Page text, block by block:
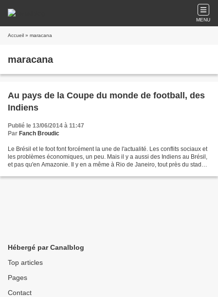
MENU
Accueil » maracana
maracana
Au pays de la Coupe du monde de football, des
Indiens
Publié le 13/06/2014 à 11:47
Par Fanch Broudic
Le Brésil et le foot font forcément la une de l'actualité. Les conflits sociaux et
les problèmes économiques, un peu. Mais il y a aussi des Indiens au Brésil,
et pas qu'en Amazonie. Il y en a même à Rio de Janeiro, tout près du stade
Hébergé par Canalblog
Top articles
Pages
Contact